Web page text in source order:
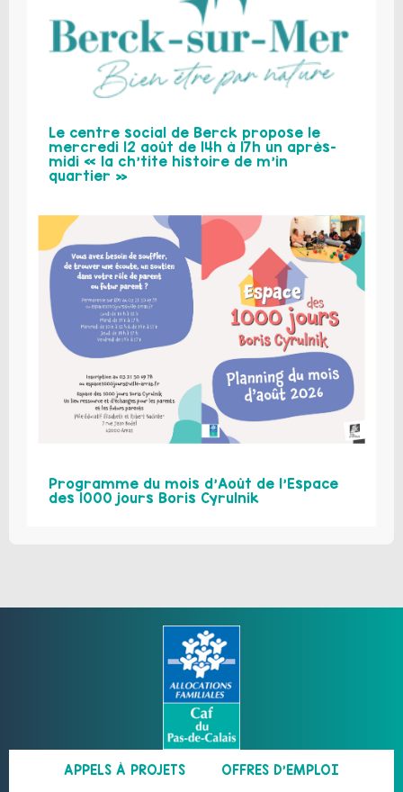
Le centre social de Berck propose le
mercredi 12 août de 14h à 17h un après-
midi « la ch’tite histoire de m’in
quartier »
Programme du mois d’Août de l’Espace
des 1000 jours Boris Cyrulnik
APPELS À PROJETS OFFRES D’EMPLOI